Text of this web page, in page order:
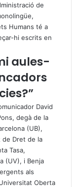
de
Humans té a
hi escrits en
aules-
David
degà de la
(UB),
de Dret de la
Tasa,
(UV), i Benja
als
Oberta